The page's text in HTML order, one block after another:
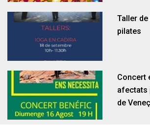
La casa de la
Serveis
Taller
pilates
Concert
afectats
de